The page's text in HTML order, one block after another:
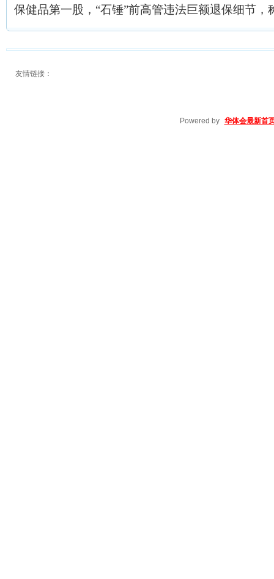
保健品第一股，“石锤”前高管违法巨额退保细节，
友情链接：
Powered by 华体会最新首